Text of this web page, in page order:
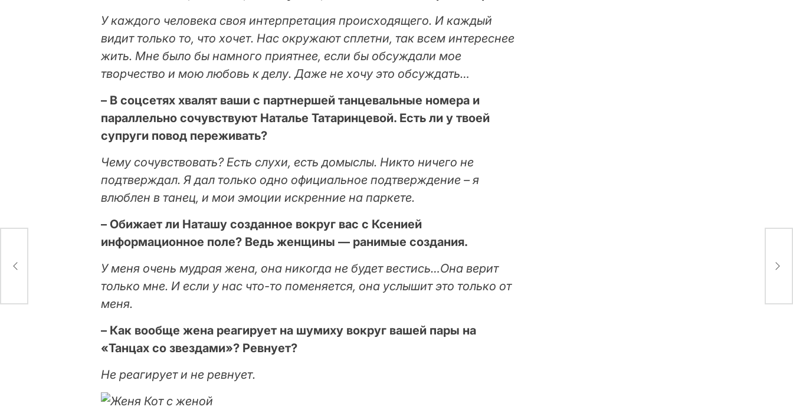
У каждого человека своя интерпретация происходящего. И каждый
видит только то, что хочет. Нас окружают сплетни, так всем интереснее
жить. Мне было бы намного приятнее, если бы обсуждали мое
творчество и мою любовь к делу. Даже не хочу это обсуждать…
– В соцсетях хвалят ваши с партнершей танцевальные номера и
параллельно сочувствуют Наталье Татаринцевой. Есть ли у твоей
супруги повод переживать?
Чему сочувствовать? Есть слухи, есть домыслы. Никто ничего не
подтверждал. Я дал только одно официальное подтверждение – я
влюблен в танец, и мои эмоции искренние на паркете.
– Обижает ли Наташу созданное вокруг вас с Ксенией
информационное поле? Ведь женщины — ранимые создания.
У меня очень мудрая жена, она никогда не будет вестись…Она верит
только мне. И если у нас что-то поменяется, она услышит это только от
меня.
– Как вообще жена реагирует на шумиху вокруг вашей пары на
«Танцах со звездами»? Ревнует?
Не реагирует и не ревнует.